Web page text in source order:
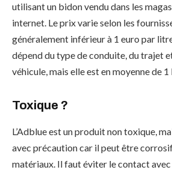
utilisant un bidon vendu dans les
internet. Le prix varie selon les
généralement inférieur à 1 euro par
dépend du type de conduite, du trajet
véhicule, mais elle est en moyenne de
Toxique ?
L’Adblue est un produit non toxique,
avec précaution car il peut être
matériaux. Il faut éviter le contact avec